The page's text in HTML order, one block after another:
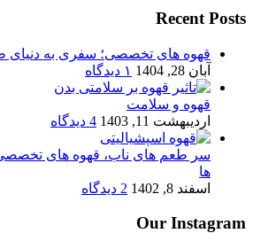
Recent Posts
قهوه های تخصصی؛ سفری به دنیای
آبان 28, 1404
۱ دیدگاه
قهوه و سلامت
اردیبهشت 11, 1403
4 دیدگاه
سر طعم های ناب، قهوه های
ها
اسفند 8, 1402
2 دیدگاه
Our Instagram